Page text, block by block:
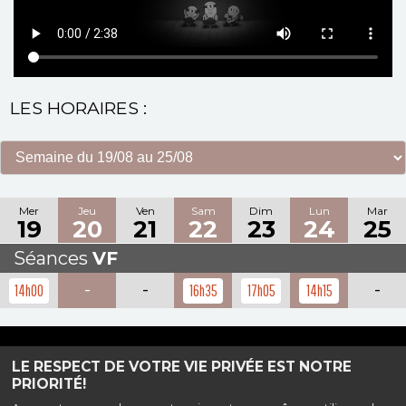
LE RESPECT DE VOTRE VIE PRIVÉE EST NOTRE
PRIORITÉ!
LES HORAIRES :
Mer
19
Jeu
20
Ven
21
Sam
22
Dim
23
Lun
24
Mar
25
Séances VF
14h00 - - 16h35 17h05 14h15 -
Haut de page